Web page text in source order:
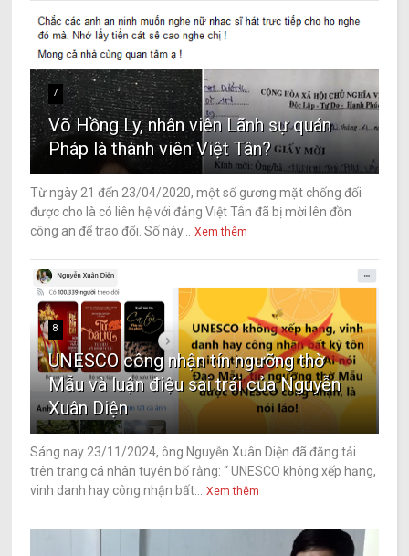
7
Võ Hồng Ly, nhân viên Lãnh sự quán
Pháp là thành viên Việt Tân?
Từ ngày 21 đến 23/04/2020, một số gương mặt chống đối
được cho là có liên hệ với đảng Việt Tân đã bị mời lên đồn
công an để trao đổi. Số này... Xem thêm
8
UNESCO công nhận tín ngưỡng thờ
Mẫu và luận điệu sai trái của Nguyễn
Xuân Diện
Sáng nay 23/11/2024, ông Nguyễn Xuân Diện đã đăng tải
trên trang cá nhân tuyên bố rằng: “ UNESCO không xếp hạng,
vinh danh hay công nhận bất... Xem thêm